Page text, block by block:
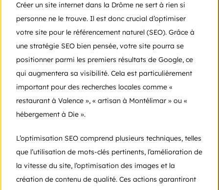
Créer un site internet dans la Drôme ne sert à rien si
personne ne le trouve. Il est donc crucial d’optimiser
votre site pour le référencement naturel (SEO). Grâce à
une stratégie SEO bien pensée, votre site pourra se
positionner parmi les premiers résultats de Google, ce
qui augmentera sa visibilité. Cela est particulièrement
important pour des recherches locales comme «
restaurant à Valence », « artisan à Montélimar » ou «
hébergement à Die ».
L’optimisation SEO comprend plusieurs techniques, telles
que l’utilisation de mots-clés pertinents, l’amélioration de
la vitesse du site, l’optimisation des images et la
création de contenu de qualité. Ces actions garantiront